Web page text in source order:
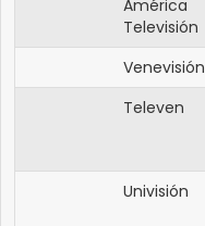
América
Televisión
Venevisión
Televen
Univisión